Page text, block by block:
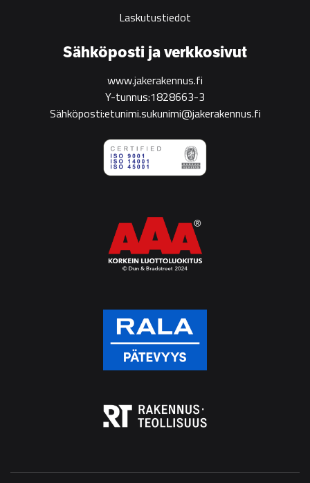
Laskutustiedot
Sähköposti ja verkkosivut
www.jakerakennus.fi
Y-tunnus:1828663-3
Sähköposti:etunimi.sukunimi@jakerakennus.fi